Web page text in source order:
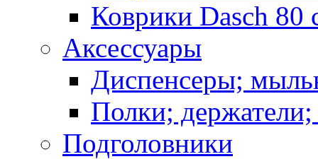
Коврики Dasch 80
Аксессуары
Диспенсеры;
Полки;
Подголовники